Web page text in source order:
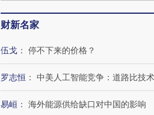
财新名家
伍戈 ： 停不下来的价格？
罗志恒 ： 中美人工智能竞争：道路比技
易峘 ： 海外能源供给缺口对中国的影响